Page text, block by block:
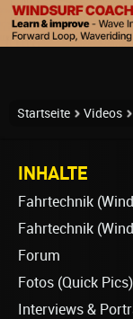
Startseite Videos
INHALTE
Fahrtechnik
Fahrtechnik
Forum
Fotos (Quick Pics)
Interviews &